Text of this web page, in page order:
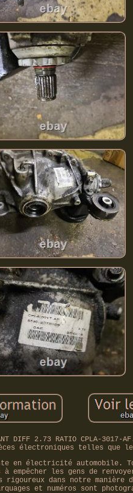
AVANT DIFF 2.73 RATIO CPLA-
électroniques telles que
en électricité automobile.
les gens de
rigoureux dans notre
et numéros sont